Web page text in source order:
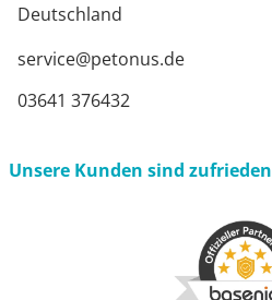
Deutschland
service@petonus.de
03641 376432
Unsere Kunden sind zufrieden